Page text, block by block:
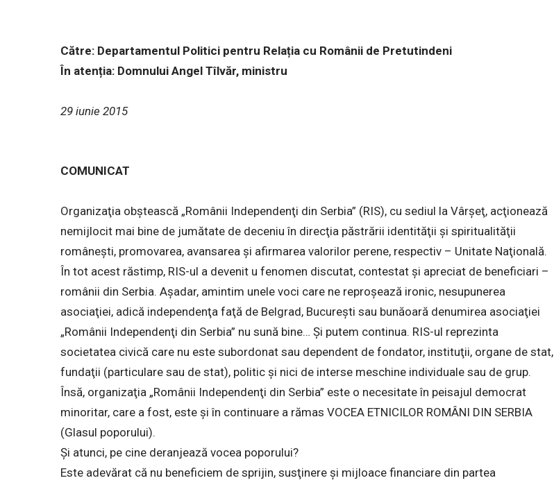
Către: Departamentul Politici pentru Relația cu Românii de Pretutindeni
În atenția: Domnului Angel Tîlvăr, ministru
29 iunie 2015
COMUNICAT
Organizaţia obştească „Românii Independenţi din Serbia” (RIS), cu sediul la Vârşeţ, acţionează
nemijlocit mai bine de jumătate de deceniu în direcţia păstrării identităţii şi spiritualităţii
româneşti, promovarea, avansarea şi afirmarea valorilor perene, respectiv – Unitate Naţională.
În tot acest răstimp, RIS-ul a devenit u fenomen discutat, contestat şi apreciat de beneficiari –
românii din Serbia. Așadar, amintim unele voci care ne reproşează ironic, nesupunerea
asociaţiei, adică independenţa faţă de Belgrad, Bucureşti sau bunăoară denumirea asociaţiei
„Românii Independenţi din Serbia” nu sună bine… Şi putem continua. RIS-ul reprezinta
societatea civică care nu este subordonat sau dependent de fondator, instituţii, organe de stat,
fundaţii (particulare sau de stat), politic şi nici de interse meschine individuale sau de grup.
Însă, organizaţia „Românii Independenţi din Serbia” este o necesitate în peisajul democrat
minoritar, care a fost, este şi în continuare a rămas VOCEA ETNICILOR ROMÂNI DIN SERBIA
(Glasul poporului).
Şi atunci, pe cine deranjează vocea poporului?
Este adevărat că nu beneficiem de sprijin, susţinere şi mijloace financiare din partea